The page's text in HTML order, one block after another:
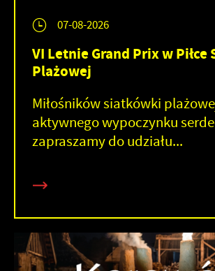
07-08-2026
VI Letnie Grand Prix w
Plażowej
Miłośników siatkówki
aktywnego wypoczynku
zapraszamy do udziału...